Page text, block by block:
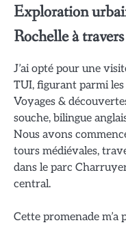
Exploration
Rochelle à
J’ai opté pour une
TUI, figurant parmi
Voyages &
souche, bilingue
Nous avons
tours médiévales,
dans le parc
central.
Cette promenade